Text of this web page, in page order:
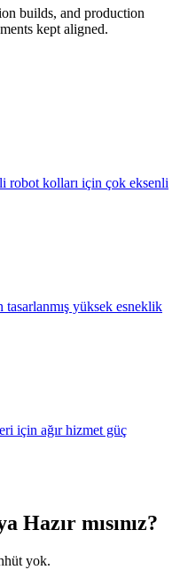
builds, and production
kept aligned.
robot kolları için çok eksenli
tasarlanmış yüksek esneklik
için ağır hizmet güç
Hazır mısınız?
yok.